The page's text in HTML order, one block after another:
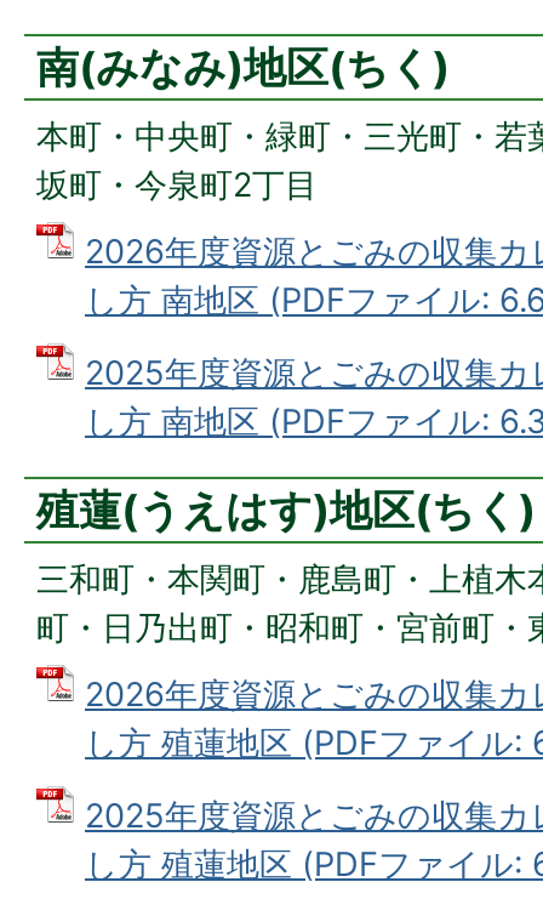
南(みなみ)地区(ちく)
本町・中央町・緑町・三光町・若
坂町・今泉町2丁目
2026年度資源とごみの収集
し方 南地区 (PDFファイル:
2025年度資源とごみの収集
し方 南地区 (PDFファイル:
殖蓮(うえはす)地区(ちく)
三和町・本関町・鹿島町・上植木
町・日乃出町・昭和町・宮前町・
2026年度資源とごみの収集
し方 殖蓮地区 (PDFファイル:
2025年度資源とごみの収集
し方 殖蓮地区 (PDFファイル: